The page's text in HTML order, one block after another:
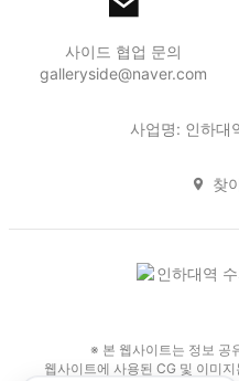
사이드 협업 문의
galleryside@naver.com
사업명: 인하대
찾
※ 본 웹사이트는 정보 공
웹사이트에 사용된 CG 및 이미